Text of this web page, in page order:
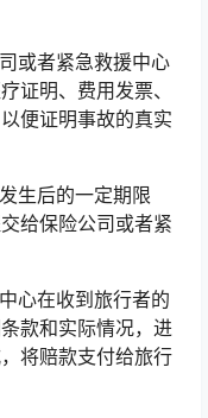
或者紧急救援中心
证明、费用发票、
便证明事故的真实
生后的一定期限
给保险公司或者紧
心在收到旅行者的
款和实际情况，进
将赔款支付给旅行